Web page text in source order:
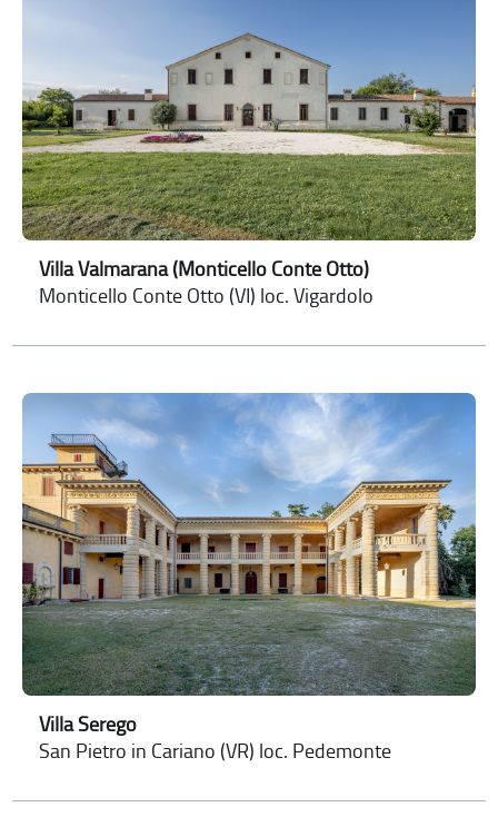
Villa Valmarana (Monticello Conte Otto)
Monticello Conte Otto (VI) loc. Vigardolo
Villa Serego
San Pietro in Cariano (VR) loc. Pedemonte